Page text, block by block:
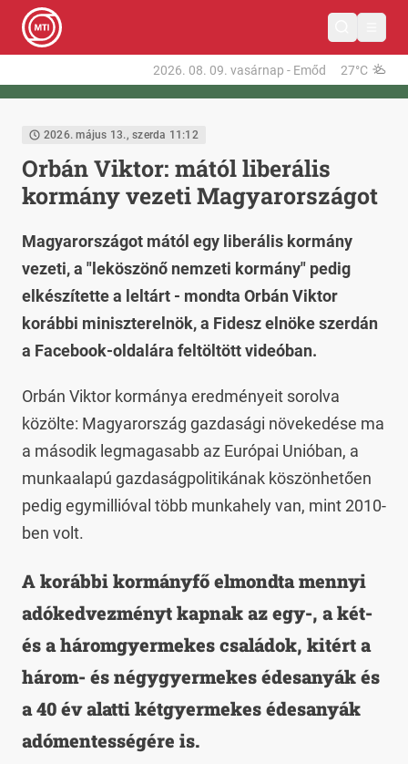
2026. 08. 09. vasárnap - Emőd 27°C
2026. május 13., szerda 11:12
Orbán Viktor: mától liberális
kormány vezeti Magyarországot
Magyarországot mától egy liberális kormány
vezeti, a "leköszönő nemzeti kormány" pedig
elkészítette a leltárt - mondta Orbán Viktor
korábbi miniszterelnök, a Fidesz elnöke szerdán
a Facebook-oldalára feltöltött videóban.
Orbán Viktor kormánya eredményeit sorolva
közölte: Magyarország gazdasági növekedése ma
a második legmagasabb az Európai Unióban, a
munkaalapú gazdaságpolitikának köszönhetően
pedig egymillióval több munkahely van, mint 2010-
ben volt.
A korábbi kormányfő elmondta mennyi
adókedvezményt kapnak az egy-, a két-
és a háromgyermekes családok, kitért a
három- és négygyermekes édesanyák és
a 40 év alatti kétgyermekes édesanyák
adómentességére is.